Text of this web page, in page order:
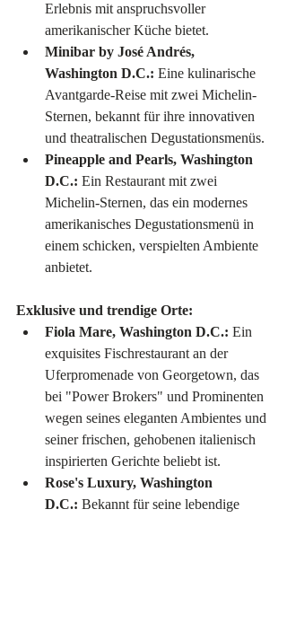
Erlebnis mit anspruchsvoller
amerikanischer Küche bietet.
Minibar by José Andrés,
Washington D.C.: Eine kulinarische
Avantgarde-Reise mit zwei Michelin-
Sternen, bekannt für ihre innovativen
und theatralischen Degustationsmenüs.
Pineapple and Pearls, Washington
D.C.: Ein Restaurant mit zwei
Michelin-Sternen, das ein modernes
amerikanisches Degustationsmenü in
einem schicken, verspielten Ambiente
anbietet.
Exklusive und trendige Orte:
Fiola Mare, Washington D.C.: Ein
exquisites Fischrestaurant an der
Uferpromenade von Georgetown, das
bei "Power Brokers" und Prominenten
wegen seines eleganten Ambientes und
seiner frischen, gehobenen italienisch
inspirierten Gerichte beliebt ist.
Rose's Luxury, Washington
D.C.: Bekannt für seine lebendige